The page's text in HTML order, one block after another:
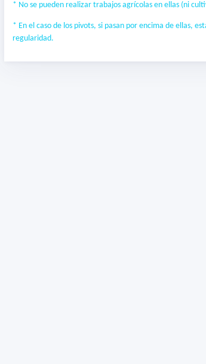
* No se pueden realizar trabajos agrícolas en ellas (ni
* En el caso de los pivots, si pasan por encima de ellas,
regularidad.